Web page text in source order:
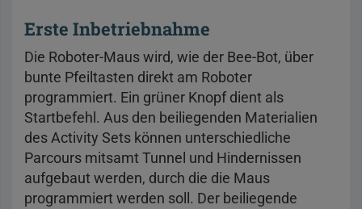
Erste Inbetriebnahme
Die Roboter-Maus wird, wie der Bee-Bot, über
bunte Pfeiltasten direkt am Roboter
programmiert. Ein grüner Knopf dient als
Startbefehl. Aus den beiliegenden Materialien
des Activity Sets können unterschiedliche
Parcours mitsamt Tunnel und Hindernissen
aufgebaut werden, durch die die Maus
programmiert werden soll. Der beiliegende